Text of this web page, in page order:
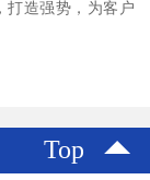
打造强势，为客户
Top